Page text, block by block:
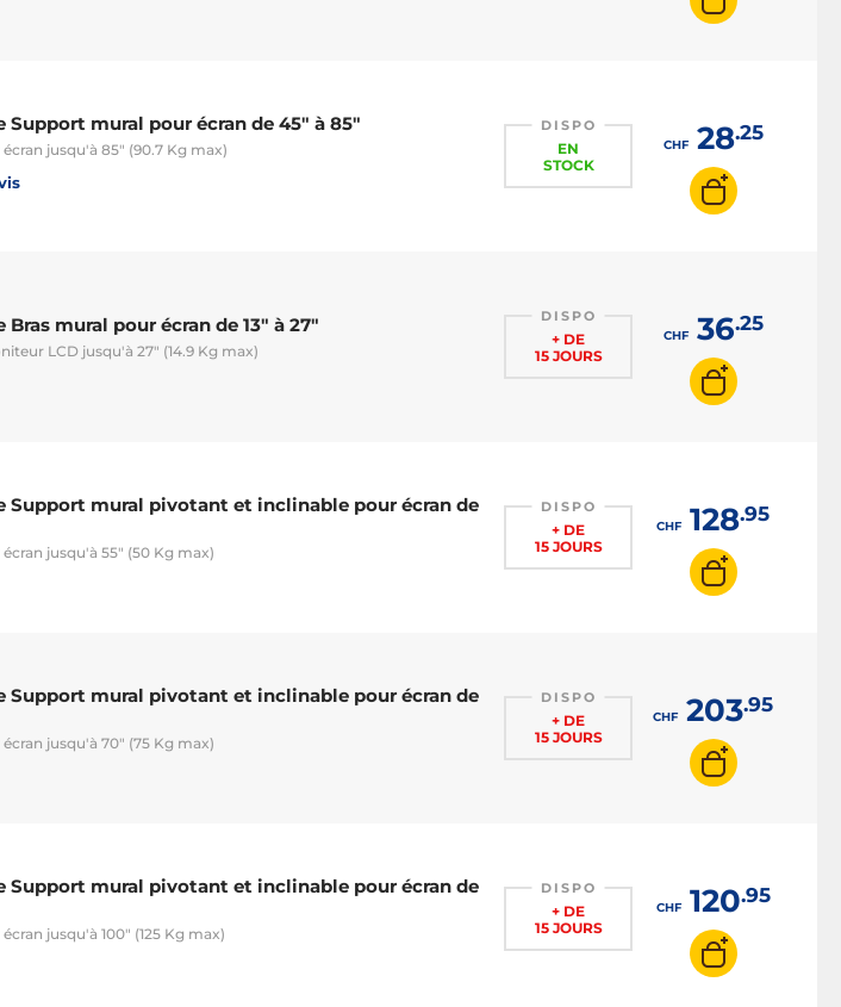
Support mural pour écran de 45" à 85"
jusqu'à 85" (90.7 Kg max)
DISPO
EN
STOCK
CHF28.25
mural pour écran de 13" à 27"
LCD jusqu'à 27" (14.9 Kg max)
DISPO
+ DE
15 JOURS
CHF36.25
Support mural pivotant et inclinable pour écran de
jusqu'à 55" (50 Kg max)
DISPO
+ DE
15 JOURS
CHF128.95
Support mural pivotant et inclinable pour écran de
jusqu'à 70" (75 Kg max)
DISPO
+ DE
15 JOURS
CHF203.95
Support mural pivotant et inclinable pour écran de
jusqu'à 100" (125 Kg max)
DISPO
+ DE
15 JOURS
CHF120.95